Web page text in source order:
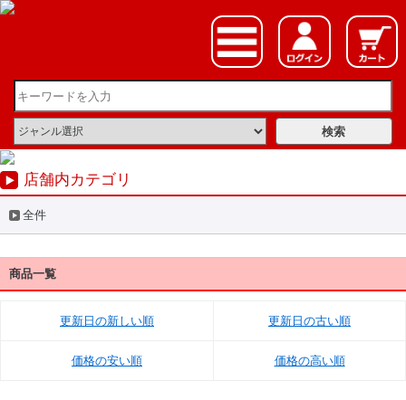
店舗内カテゴリ
全件
商品一覧
更新日の新しい順 更新日の古い順
価格の安い順 価格の高い順